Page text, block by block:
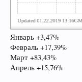
Январь +3,47%
Февраль +17,39%
Март +83,43%
Апрель +15,76%